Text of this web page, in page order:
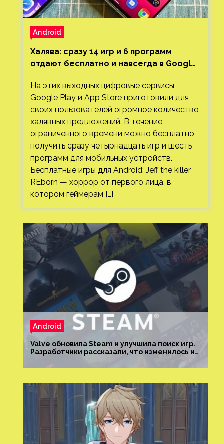
Android
Халява: сразу 14 игр и 6 программ
отдают бесплатно и навсегда в Google
загрузок
На этих выходных цифровые сервисы
Google Play и App Store приготовили для
своих пользователей огромное количество
халявных предложений. В течение
ограниченного времени можно бесплатно
получить сразу четырнадцать игр и шесть
программ для мобильных устройств.
Бесплатные игры для Android: Jeff the killer
REborn — хоррор от первого лица, в
котором геймерам […]
Android
Valve обновила Steam и улучшила поиск игр.
Разработчики рассказали, что изменилось и